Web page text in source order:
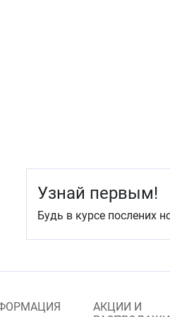
Применение при
Целесообразно
вскармливания при
штаммами бактерий (по
Способ применения
Лечение гнойно-
Узнай первым!
Будь в курсе послених
АКЦИИ И